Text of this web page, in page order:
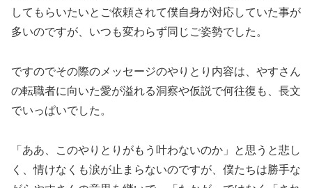
してもらいたいとご依頼されて僕自身が対応していた事が
多いのですが、いつも変わらず同じご姿勢でした。
ですのでその際のメッセージのやりとり内容は、やすさん
の転職者に向いた愛が溢れる洞察や仮説で何往復も、長文
でいっぱいでした。
「ああ、このやりとりがもう叶わないのか」と思うと悲し
く、情けなくも涙が止まらないのですが、僕たちは勝手な